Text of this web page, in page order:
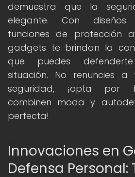
demuestra que la
elegante. Con
funciones de protección
gadgets te brindan la
que puedes
situación. No renuncies
seguridad, ¡opta por
combinen moda y
perfecta!
Innovaciones en
Defensa